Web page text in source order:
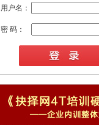
用户名：
密 码：